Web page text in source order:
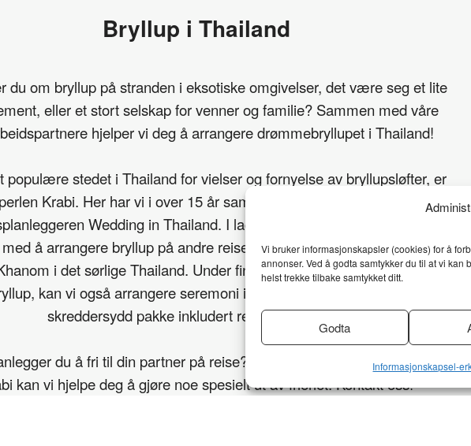
Vi bruker informasjonskapsler (cookies) for å
annonser. Ved å godta samtykker du til at vi
helst trekke tilbake samtykket ditt.
Godta
Informasjonskapsel-
Bryllup i Thailand
du om bryllup på stranden i eksotiske omgivelser, det være seg et lite
eller et stort selskap for venner og familie? Sammen med våre
hjelper vi deg å arrangere drømmebryllupet i Thailand!
populære stedet i Thailand for vielser og fornyelse av bryllupsløfter, er
Krabi. Her har vi i over 15 år samarbeidet med den norskeide
Wedding in Thailand. I lag med våre partnere er vi også
å arrangere bryllup på andre reisemål, som Koh Lanta, Khao Lak og
i det sørlige Thailand. Under finner du et utvalg pakker. I tillegg til
kan vi også arrangere seremoni i Thai-stil. Kontakt oss i dag for en
skreddersydd pakke inkludert reise og opphold.
du å fri til din partner på reise? I lag med vår samarbeidspartner i
kan vi hjelpe deg å gjøre noe spesielt ut av frieriet. Kontakt oss!